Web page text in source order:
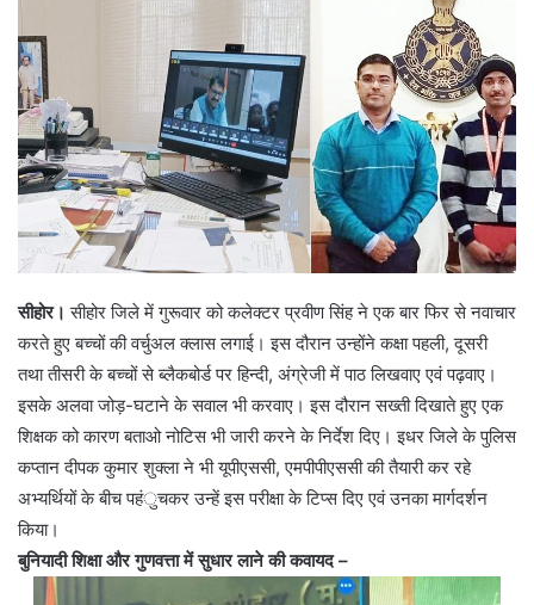
सीहोर। सीहोर जिले में गुरूवार को कलेक्टर प्रवीण सिंह ने एक बार फिर से नवाचार
करते हुए बच्चों की वर्चुअल क्लास लगाई। इस दौरान उन्होंने कक्षा पहली, दूसरी
तथा तीसरी के बच्चों से ब्लैकबोर्ड पर हिन्दी, अंग्रेजी में पाठ लिखवाए एवं पढ़वाए।
इसके अलवा जोड़-घटाने के सवाल भी करवाए। इस दौरान सख्ती दिखाते हुए एक
शिक्षक को कारण बताओ नोटिस भी जारी करने के निर्देश दिए। इधर जिले के पुलिस
कप्तान दीपक कुमार शुक्ला ने भी यूपीएससी, एमपीपीएससी की तैयारी कर रहे
अभ्यर्थियों के बीच पहंुचकर उन्हें इस परीक्षा के टिप्स दिए एवं उनका मार्गदर्शन
किया।
बुनियादी शिक्षा और गुणवत्ता में सुधार लाने की कवायद –